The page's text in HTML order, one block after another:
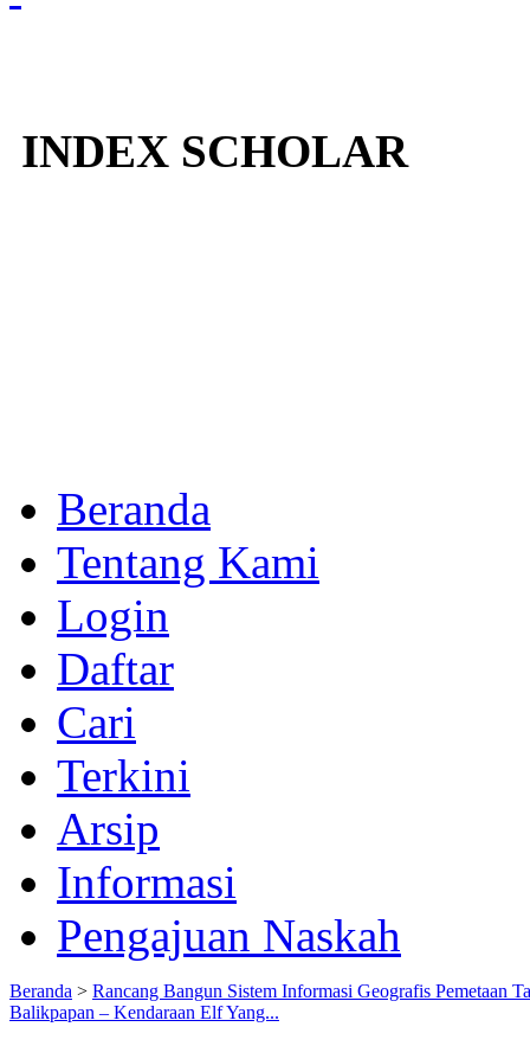
INDEX SCHOLAR
Beranda
Tentang Kami
Login
Daftar
Cari
Terkini
Arsip
Informasi
Pengajuan Naskah
Beranda > Rancang Bangun Sistem Informasi Geografis Pemetaan
Balikpapan – Kendaraan Elf Yang...